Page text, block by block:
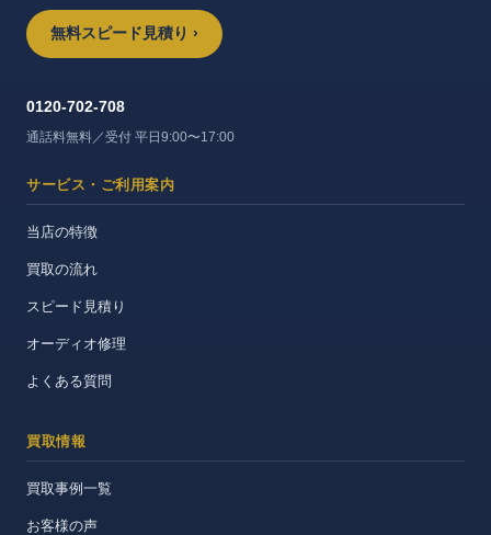
無料スピード見積り ›
0120-702-708
通話料無料／受付 平日9:00〜17:00
サービス・ご利用案内
当店の特徴
買取の流れ
スピード見積り
オーディオ修理
よくある質問
買取情報
買取事例一覧
お客様の声